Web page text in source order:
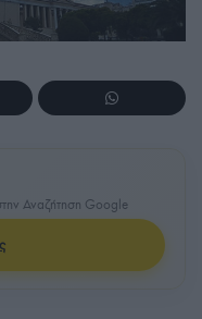
Αναζήτηση Google